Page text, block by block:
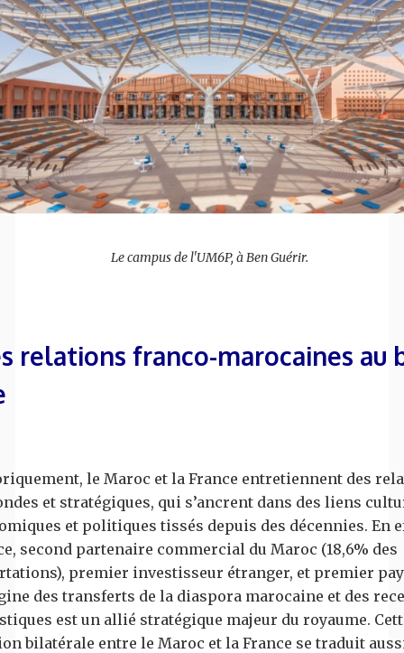
Le campus de l'UM6P, à Ben Guérir.
relations franco-marocaines au
le Maroc et la France entretiennent des
et stratégiques, qui s’ancrent dans des liens
et politiques tissés depuis des décennies. En
second partenaire commercial du Maroc (18,6% des
premier investisseur étranger, et premier
des transferts de la diaspora marocaine et des
est un allié stratégique majeur du royaume.
bilatérale entre le Maroc et la France se traduit